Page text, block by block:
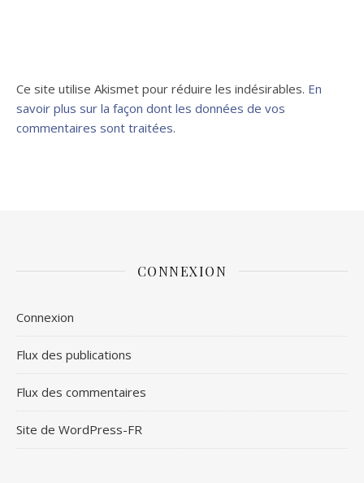
Ce site utilise Akismet pour réduire les indésirables. En
savoir plus sur la façon dont les données de vos
commentaires sont traitées.
CONNEXION
Connexion
Flux des publications
Flux des commentaires
Site de WordPress-FR